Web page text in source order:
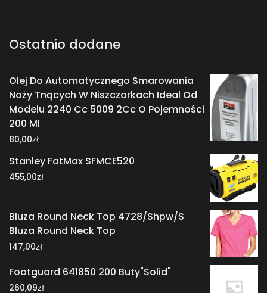
Ostatnio dodane
Olej Do Automatycznego Smarowania
Noży Tnących W Niszczarkach Ideal Od
Modelu 2240 Cc 5009 2Cc O Pojemności
200 Ml
80,00zł
Stanley FatMax SFMCE520
455,00zł
Bluza Round Neck Top 4728/Shpw/S
Bluza Round Neck Top
147,00zł
Footguard 641850 200 Buty"Solid"
260,09zł